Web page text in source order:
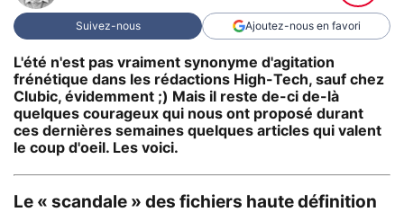
Suivez-nous Ajoutez-nous en favori
L'été n'est pas vraiment synonyme d'agitation
frénétique dans les rédactions High-Tech, sauf chez
Clubic, évidemment ;) Mais il reste de-ci de-là
quelques courageux qui nous ont proposé durant
ces dernières semaines quelques articles qui valent
le coup d'oeil. Les voici.
Le « scandale » des fichiers haute définition